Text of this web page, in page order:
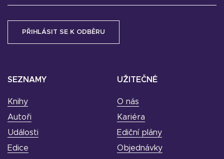
SEZNAMY
Knihy
Autoři
Události
Edice
UŽITEČNÉ
O nás
Kariéra
Ediční plány
Objednávky